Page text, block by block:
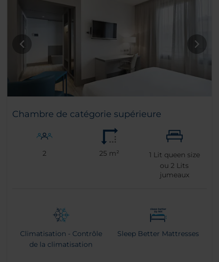
Chambre de catégorie supérieure
2 25 m² 1 Lit queen size
ou2 Lits
jumeaux
Climatisation - Contrôle
de la climatisation
Sleep Better Mattresses